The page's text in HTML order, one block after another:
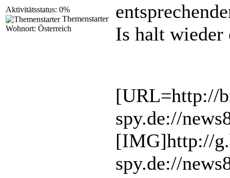
Aktivitätsstatus: 0%
Themenstarter
Wohnort: Österreich
Is halt wieder
[URL=http://
spy.de://
[IMG]http://
spy.de://